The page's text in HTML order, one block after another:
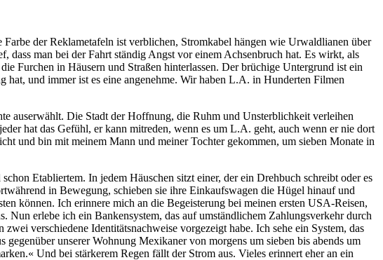
der Reklametafeln ist verblichen, Stromkabel hängen wie Urwaldlianen über
dass man bei der Fahrt ständig Angst vor einem Achsenbruch hat. Es wirkt, als
Furchen in Häusern und Straßen hinterlassen. Der brüchige Untergrund ist ein
und immer ist es eine angenehme. Wir haben L.A. in Hunderten Filmen
auserwählt. Die Stadt der Hoffnung, die Ruhm und Unsterblichkeit verleihen
hat das Gefühl, er kann mitreden, wenn es um L.A. geht, auch wenn er nie dort
und bin mit meinem Mann und meiner Tochter gekommen, um sieben Monate in
Etabliertem. In jedem Häuschen sitzt einer, der ein Drehbuch schreibt oder es
in Bewegung, schieben sie ihre Einkaufswagen die Hügel hinauf und
können. Ich erinnere mich an die Begeisterung bei meinen ersten USA-Reisen,
Nun erlebe ich ein Bankensystem, das auf umständlichem Zahlungsverkehr durch
verschiedene Identitätsnachweise vorgezeigt habe. Ich sehe ein System, das
unserer Wohnung Mexikaner von morgens um sieben bis abends um
Und bei stärkerem Regen fällt der Strom aus. Vieles erinnert eher an ein